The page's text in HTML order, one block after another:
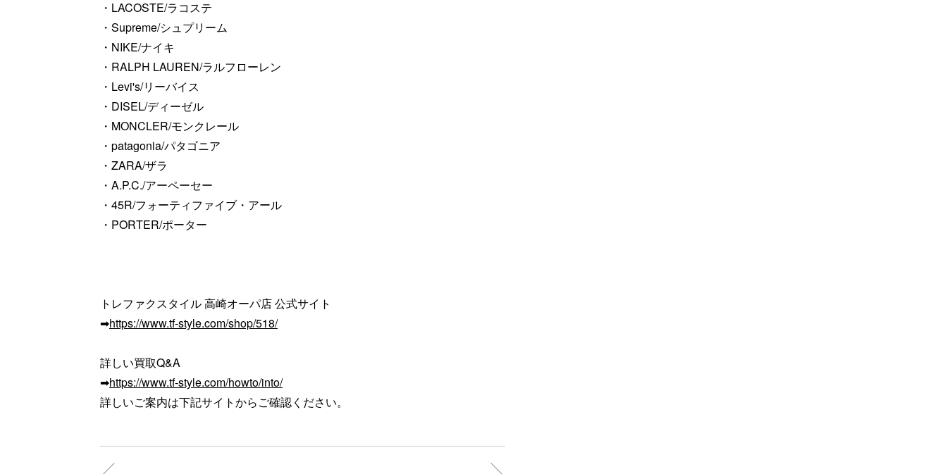
・LACOSTE/ラコステ
・Supreme/シュプリーム
・NIKE/ナイキ
・RALPH LAUREN/ラルフローレン
・Levi's/リーバイス
・DISEL/ディーゼル
・MONCLER/モンクレール
・patagonia/パタゴニア
・ZARA/ザラ
・A.P.C./アーペーセー
・45R/フォーティファイブ・アール
・PORTER/ポーター
トレファクスタイル 高崎オーパ店 公式サイト
➡https://www.tf-style.com/shop/518/
詳しい買取Q&A
➡https://www.tf-style.com/howto/into/
詳しいご案内は下記サイトからご確認ください。